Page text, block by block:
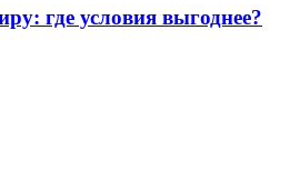
где условия выгоднее?